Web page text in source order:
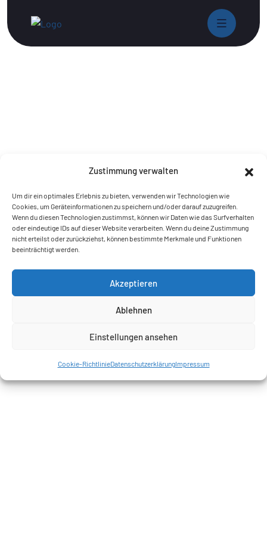
Zustimmung verwalten
Um dir ein optimales Erlebnis zu bieten, verwenden wir Technologien wie
Cookies, um Geräteinformationen zu speichern und/oder darauf zuzugreifen.
Wenn du diesen Technologien zustimmst, können wir Daten wie das Surfverhalten
oder eindeutige IDs auf dieser Website verarbeiten. Wenn du deine Zustimmung
nicht erteilst oder zurückziehst, können bestimmte Merkmale und Funktionen
beeinträchtigt werden.
Akzeptieren
Ablehnen
Einstellungen ansehen
Cookie-RichtlinieDatenschutzerklärungImpressum